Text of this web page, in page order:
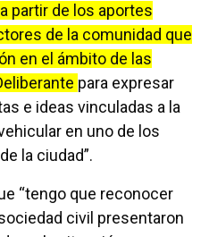
partir de los aportes
de la comunidad que
en el ámbito de las
para expresar
e ideas vinculadas a la
en uno de los
la ciudad”.
“tengo que reconocer
civil presentaron